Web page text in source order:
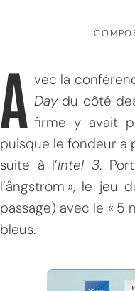
A vec la
Daydu côté
firme y avait
puisque le fondeur a
suite à l’Intel 3.
l’ångström », le
passage) avec le «
bleus.